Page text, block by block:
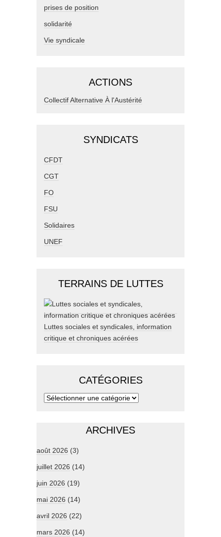
prises de position
solidarité
Vie syndicale
ACTIONS
Collectif Alternative À l'Austérité
SYNDICATS
CFDT
CGT
FO
FSU
Solidaires
UNEF
TERRAINS DE LUTTES
Luttes sociales et syndicales, information
critique et chroniques acérées
CATÉGORIES
ARCHIVES
août 2026 (3)
juillet 2026 (14)
juin 2026 (19)
mai 2026 (14)
avril 2026 (22)
mars 2026 (14)